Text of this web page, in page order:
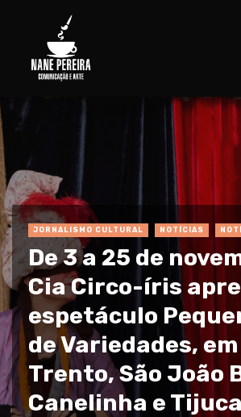
JORNALISMO CULTURAL NOTÍCIAS
De 3 a 25 de
Cia Circo-íris
espetáculo
de Variedades, em
Trento, São João
Canelinha e